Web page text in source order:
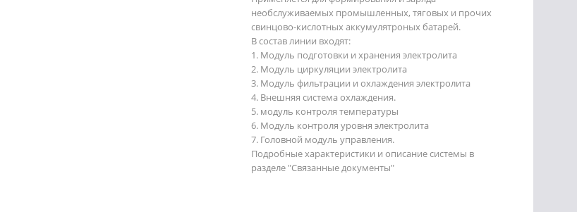
необслуживаемых промышленных, тяговых и прочих
свинцово-кислотных аккумулятроных батарей.
В состав линии входят:
1. Модуль подготовки и хранения электролита
2. Модуль циркуляции электролита
3. Модуль фильтрации и охлаждения электролита
4. Внешняя система охлаждения.
5. модуль контроля температуры
6. Модуль контроля уровня электролита
7. Головной модуль управления.
Подробные характеристики и описание системы в
разделе "Связанные документы"